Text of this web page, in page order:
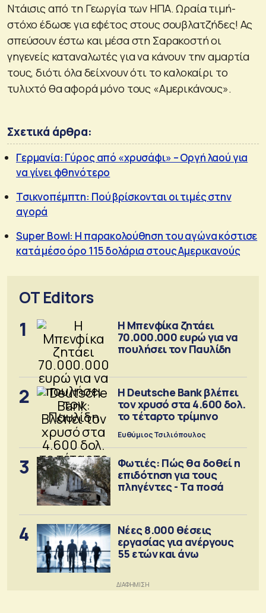
Ντάισις από τη Γεωργία των ΗΠΑ. Ωραία τιμή-
στόχο έδωσε για εφέτος στους σουβλατζήδες! Ας
σπεύσουν έστω και μέσα στη Σαρακοστή οι
γηγενείς καταναλωτές για να κάνουν την αμαρτία
τους, διότι όλα δείχνουν ότι το καλοκαίρι το
τυλιχτό θα αφορά μόνο τους «Αμερικάνους».
Σχετικά άρθρα:
Γερμανία: Γύρος από «χρυσάφι» – Οργή λαού για
να γίνει φθηνότερο
Τσικνοπέμπτη: Πού βρίσκονται οι τιμές στην
αγορά
Super Bowl: Η παρακολούθηση του αγώνα κόστισε
κατά μέσο όρο 115 δολάρια στους Αμερικανούς
OT Editors
1
Η Μπενφίκα ζητάει
70.000.000 ευρώ για να
πουλήσει τον Παυλίδη
2
Η Deutsche Bank βλέπει
τον χρυσό στα 4.600 δολ.
το τέταρτο τρίμηνο
Ευθύμιος Τσιλιόπουλος
3
Φωτιές: Πώς θα δοθεί η
επιδότηση για τους
πληγέντες - Τα ποσά
4
Νέες 8.000 θέσεις
εργασίας για ανέργους
55 ετών και άνω